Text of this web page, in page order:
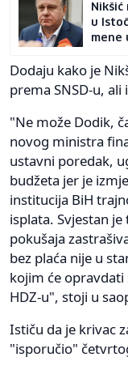
u
mene
Dodaju kako je
prema SNSD-u, ali
"Ne može Dodik,
novog ministra
ustavni poredak,
budžeta jer je
institucija BiH
isplata. Svjestan
pokušaja
bez plaća nije u
kojim će opravdati
HDZ-u", stoji u
Ističu da je krivac
"isporučio"